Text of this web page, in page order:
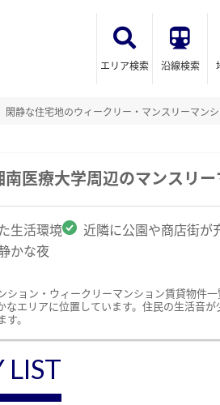
エリア検索 沿線検索
閑静な住宅地のウィークリー・マンスリーマン
医療大学周辺のマンスリ
生活環境 近隣に公園や商店街が
かな夜
ョン・ウィークリーマンション賃貸物件
エリアに位置しています。住民の生活音
。
LIST